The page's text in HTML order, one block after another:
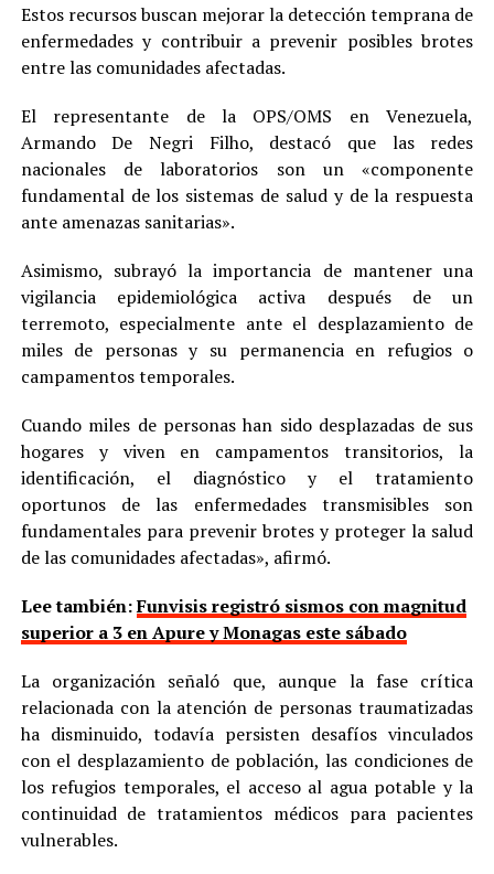
Estos recursos buscan mejorar la detección temprana de
enfermedades y contribuir a prevenir posibles brotes
entre las comunidades afectadas.
El representante de la OPS/OMS en Venezuela,
Armando De Negri Filho, destacó que las redes
nacionales de laboratorios son un «componente
fundamental de los sistemas de salud y de la respuesta
ante amenazas sanitarias».
Asimismo, subrayó la importancia de mantener una
vigilancia epidemiológica activa después de un
terremoto, especialmente ante el desplazamiento de
miles de personas y su permanencia en refugios o
campamentos temporales.
Cuando miles de personas han sido desplazadas de sus
hogares y viven en campamentos transitorios, la
identificación, el diagnóstico y el tratamiento
oportunos de las enfermedades transmisibles son
fundamentales para prevenir brotes y proteger la salud
de las comunidades afectadas», afirmó.
Lee también:Funvisis registró sismos con magnitud
superior a 3 en Apure y Monagas este sábado
La organización señaló que, aunque la fase crítica
relacionada con la atención de personas traumatizadas
ha disminuido, todavía persisten desafíos vinculados
con el desplazamiento de población, las condiciones de
los refugios temporales, el acceso al agua potable y la
continuidad de tratamientos médicos para pacientes
vulnerables.